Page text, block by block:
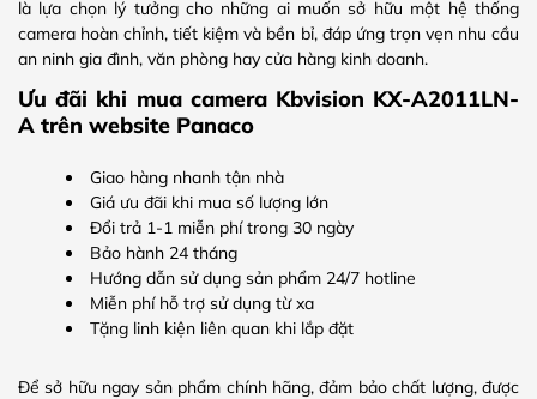
là lựa chọn lý tưởng cho những ai muốn sở hữu một hệ thống
camera hoàn chỉnh, tiết kiệm và bền bỉ, đáp ứng trọn vẹn nhu cầu
an ninh gia đình, văn phòng hay cửa hàng kinh doanh.
Ưu đãi khi mua camera Kbvision KX-A2011LN-
A trên website Panaco
Giao hàng nhanh tận nhà
Giá ưu đãi khi mua số lượng lớn
Đổi trả 1-1 miễn phí trong 30 ngày
Bảo hành 24 tháng
Hướng dẫn sử dụng sản phẩm 24/7 hotline
Miễn phí hỗ trợ sử dụng từ xa
Tặng linh kiện liên quan khi lắp đặt
Để sở hữu ngay sản phẩm chính hãng, đảm bảo chất lượng, được